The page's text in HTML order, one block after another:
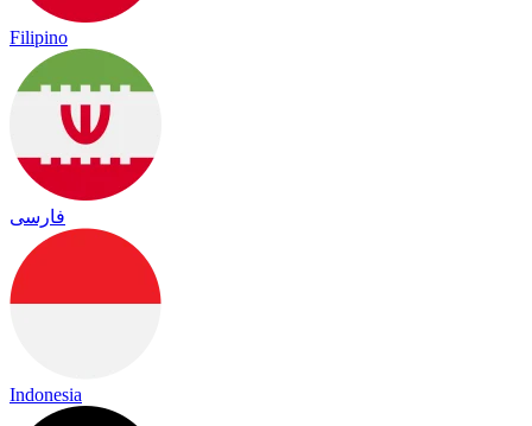
Filipino
فارسی
Indonesia